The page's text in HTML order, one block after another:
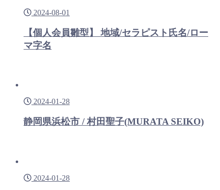
2024-08-01
【個人会員雛型】 地域/セラピスト氏名/ロー
マ字名
2024-01-28
静岡県浜松市 / 村田聖子(MURATA SEIKO)
2024-01-28